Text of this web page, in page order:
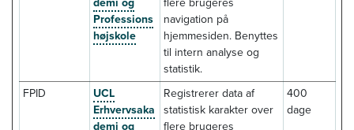
Professions
højskole
navigation på
hjemmesiden. Benyttes
til intern analyse og
statistik.
FPID
UCL
Erhvervsaka
demi og
Registrerer data af
statistisk karakter over
flere brugeres
400
dage